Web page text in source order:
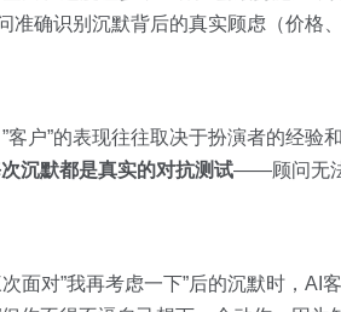
准确识别沉默背后的真实顾虑（价
户”的表现往往取决于扮演者的经验
沉默都是真实的对抗测试——顾问无
面对”我再考虑一下”后的沉默时，AI